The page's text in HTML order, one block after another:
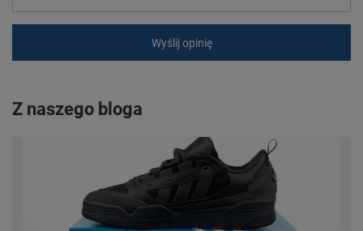
Wyślij opinię
Z naszego bloga